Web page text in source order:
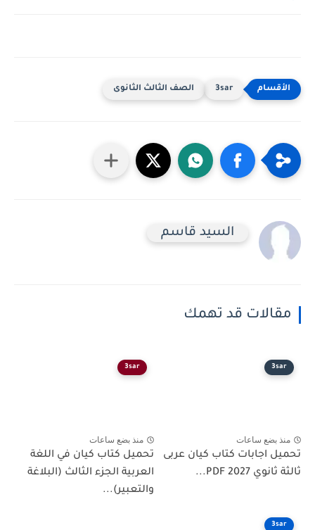
3sar الصف الثالث الثانوى
السيد قاسم
مقالات قد تهمك
3sar
منذ بضع ساعات
تحميل اجابات كتاب كيان عربى
ثالثة ثانوي 2027 PDF...
3sar
منذ بضع ساعات
تحميل كتاب كيان في اللغة
العربية الجزء الثالث (البلاغة
والتعبير)...
3sar